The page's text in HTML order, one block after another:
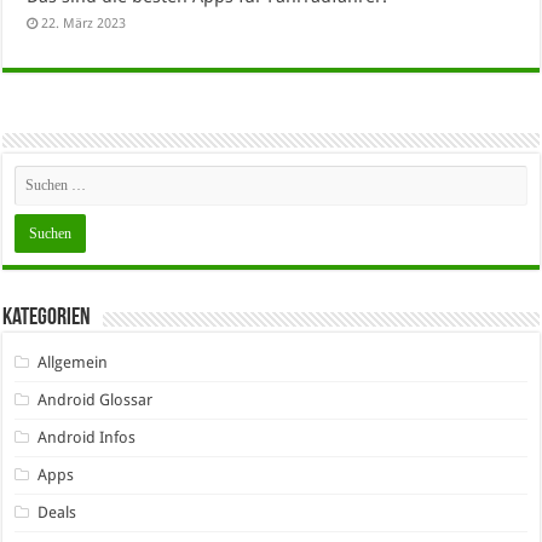
22. März 2023
Kategorien
Allgemein
Android Glossar
Android Infos
Apps
Deals